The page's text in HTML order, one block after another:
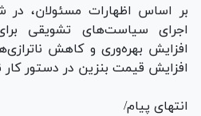
بر اساس اظهارات مسئولان، در
اجرای سیاست‌های تشویقی
افزایش بهره‌وری و کاهش
افزایش قیمت بنزین در دستور
انتهای پیام/